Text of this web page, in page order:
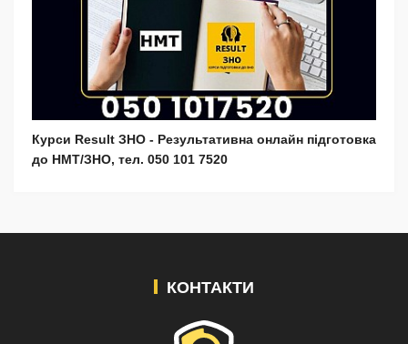
Курси Result ЗНО - Результативна онлайн підготовка
до НМТ/ЗНО, тел. 050 101 7520
КОНТАКТИ